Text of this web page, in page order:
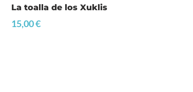
La toalla de los Xuklis
15,00€